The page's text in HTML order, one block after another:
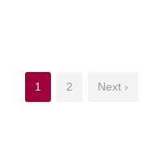
1 2 Next ›